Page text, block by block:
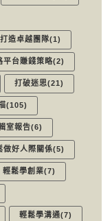
造卓越團隊(1)
平台賺錢策略(2)
打破迷思(21)
(105)
室報告(6)
做好人際關係(5)
輕鬆學創業(7)
輕鬆學溝通(7)